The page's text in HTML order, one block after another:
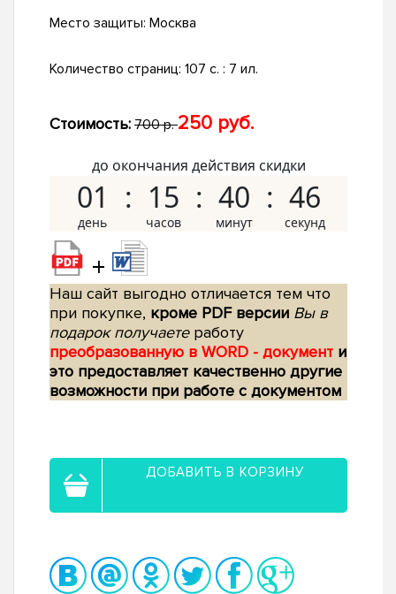
Место защиты: Москва
Количество страниц: 107 с. : 7 ил.
Стоимость: 700 р.250 руб.
до окончания действия скидки
01 15 40 45
+
Наш сайт выгодно отличается тем что
при покупке, кроме PDF версии Вы в
подарок получаетеработу
преобразованную в WORD - документ и
это предоставляет качественно другие
возможности при работе с документом
ДОБАВИТЬ В КОРЗИНУ